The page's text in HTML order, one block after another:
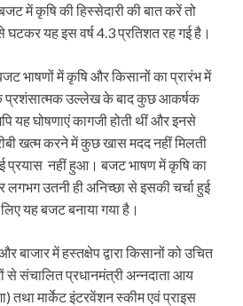
में कृषि की हिस्सेदारी की बात करें तो
घटकर यह इस वर्ष 4.3 प्रतिशत रह गई है।
भाषणों में कृषि और किसानों का प्रारंभ में
प्रशंसात्मक उल्लेख के बाद कुछ आकर्षक
यह घोषणाएं कागजी होती थीं और इनसे
खत्म करने में कुछ खास मदद नहीं मिलती
प्रयास नहीं हुआ। बजट भाषण में कृषि का
उतनी ही अनिच्छा से इसकी चर्चा हुई
यह बजट बनाया गया है।
में हस्तक्षेप द्वारा किसानों को उचित
से संचालित प्रधानमंत्री अन्नदाता आय
तथा मार्केट इंटरवेंशन स्कीम एवं प्राइस